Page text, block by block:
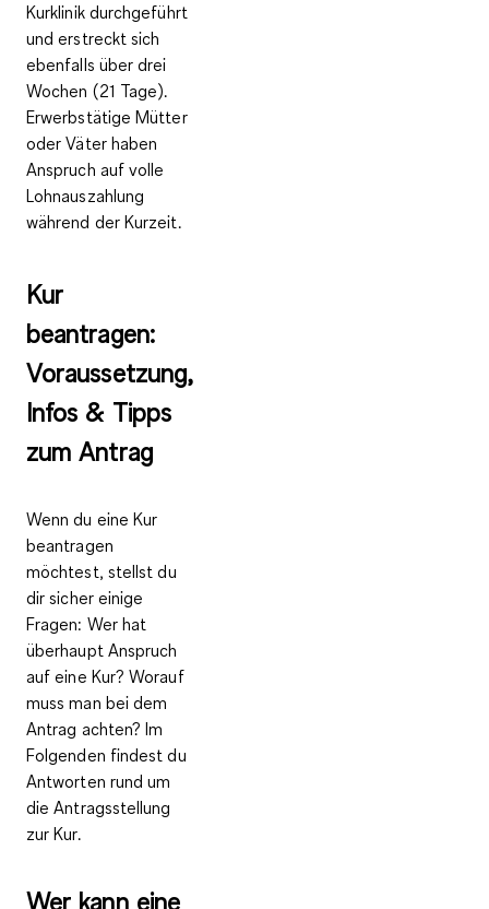
Kurklinik durchgeführt
und erstreckt sich
ebenfalls über drei
Wochen (21 Tage).
Erwerbstätige Mütter
oder Väter haben
Anspruch aufvolle
Lohnauszahlung
während der Kurzeit.
Kur
beantragen:
Voraussetzung,
Infos & Tipps
zum Antrag
Wenn du eine Kur
beantragen
möchtest, stellst du
dir sicher einige
Fragen: Wer hat
überhaupt Anspruch
auf eine Kur? Worauf
muss man bei dem
Antrag achten? Im
Folgenden findest du
Antworten rund um
die Antragsstellung
zur Kur.
Wer kann eine